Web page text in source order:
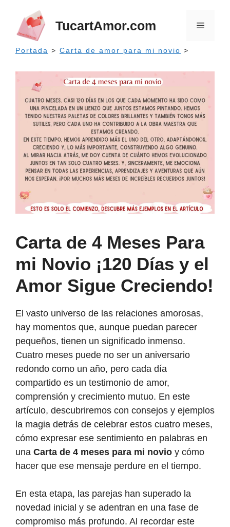
contenido
TucartAmor.com Menú
Portada > Carta de amor para mi novio >
Carta de 4 Meses Para
mi Novio ¡120 Días y el
Amor Sigue Creciendo!
El vasto universo de las relaciones amorosas,
hay momentos que, aunque puedan parecer
pequeños, tienen un significado inmenso.
Cuatro meses puede no ser un aniversario
redondo como un año, pero cada día
compartido es un testimonio de amor,
comprensión y crecimiento mutuo. En este
artículo, descubriremos con consejos y ejemplos
la magia detrás de celebrar estos cuatro meses,
cómo expresar ese sentimiento en palabras en
una Carta de 4 meses para mi novio y cómo
hacer que ese mensaje perdure en el tiempo.
En esta etapa, las parejas han superado la
novedad inicial y se adentran en una fase de
compromiso más profundo. Al recordar este